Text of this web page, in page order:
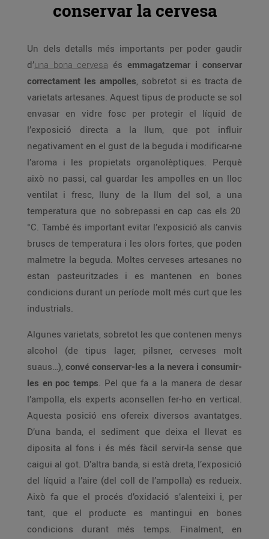
conservar la cervesa
Un dels detalls més importants per poder gaudir
d’una bona cervesa és emmagatzemar i conservar
correctament les ampolles, sobretot si es tracta de
varietats artesanes. Aquest tipus de producte se sol
envasar en vidre fosc per protegir el líquid de
l’exposició directa a la llum, que pot influir
negativament en el gust de la beguda i modificar-ne
l’aroma i les propietats organolèptiques. Perquè
això no passi, cal guardar les ampolles en un lloc
ventilat i fresc, lluny de la llum del sol, a una
temperatura que no sobrepassi en cap cas els 20
°C. També és important evitar l’exposició als canvis
bruscs de temperatura i les olors fortes, que poden
malmetre la beguda. Moltes cerveses artesanes no
estan pasteuritzades i es mantenen en bones
condicions durant un període molt més curt que les
industrials.
Algunes varietats, sobretot les que contenen menys
alcohol (de tipus lager, pilsner, cerveses molt
suaus…), convé conservar-les a la nevera i consumir-
les en poc temps. Pel que fa a la manera de desar
l’ampolla, els experts aconsellen fer-ho en vertical.
Aquesta posició ens ofereix diversos avantatges.
D’una banda, el sediment que deixa el llevat es
diposita al fons i és més fàcil servir-la sense que
caigui al got. D’altra banda, si està dreta, l’exposició
del líquid a l’aire (del coll de l’ampolla) es redueix.
Això fa que el procés d’oxidació s’alenteixi i, per
tant, que el producte es mantingui en bones
condicions durant més temps. Finalment, en